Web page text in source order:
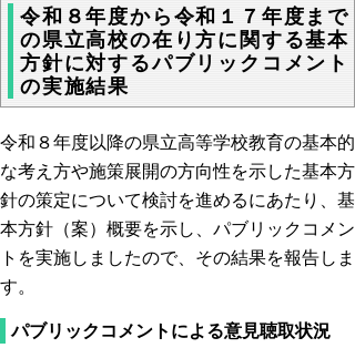
令和８年度から令和１７年度まで
の県立高校の在り方に関する基本
方針に対するパブリックコメント
の実施結果
令和８年度以降の県立高等学校教育の基本的
な考え方や施策展開の方向性を示した基本方
針の策定について検討を進めるにあたり、基
本方針（案）概要を示し、パブリックコメン
トを実施しましたので、その結果を報告しま
す。
パブリックコメントによる意見聴取状況